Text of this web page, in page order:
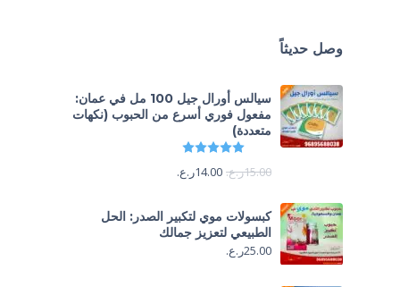
وصل حديثاً
سيالس أورال جيل 100 مل في عمان:
مفعول فوري أسرع من الحبوب (نكهات
متعددة)
15.00ر.ع. 14.00ر.ع.
كبسولات موي لتكبير الصدر: الحل
الطبيعي لتعزيز جمالك
25.00ر.ع.